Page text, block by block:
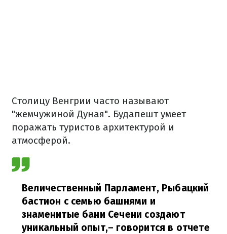
Столицу Венгрии часто называют
"жемчужиной Дуная". Будапешт умеет
поражать туристов архитектурой и
атмосферой.
Величественный Парламент, Рыбацкий
бастион с семью башнями и
знаменитые бани Сечени создают
уникальный опыт,– говорится в отчете